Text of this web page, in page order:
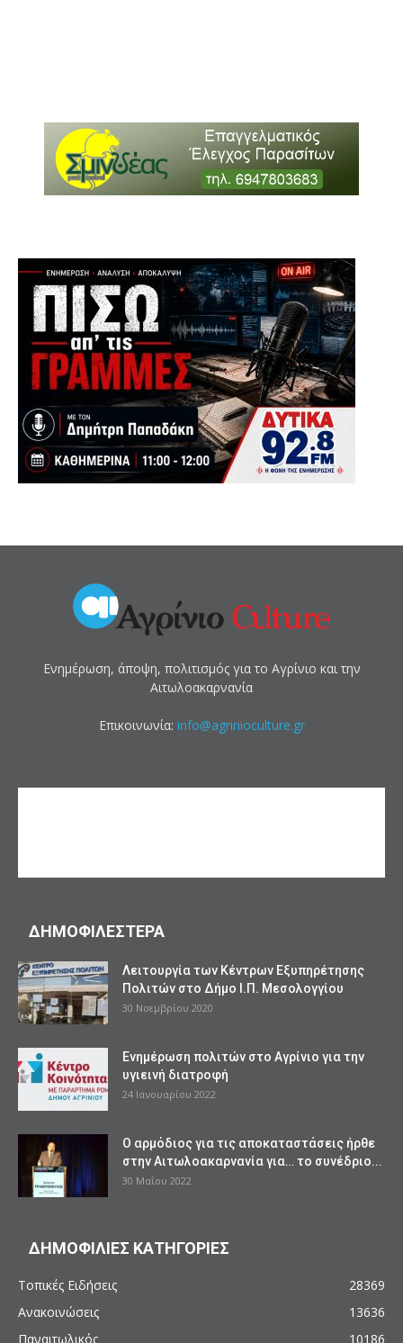
Ενημέρωση, άποψη, πολιτισμός για το Αγρίνιο και την
Αιτωλοακαρνανία
Επικοινωνία: info@agrinioculture.gr
ΔΗΜΟΦΙΛΕΣΤΕΡΑ
Λειτουργία των Κέντρων Εξυπηρέτησης
Πολιτών στο Δήμο Ι.Π. Μεσολογγίου
30 Νοεμβρίου 2020
Ενημέρωση πολιτών στο Αγρίνιο για την
υγιεινή διατροφή
24 Ιανουαρίου 2022
Ο αρμόδιος για τις αποκαταστάσεις ήρθε
στην Αιτωλοακαρνανία για… το συνέδριο...
30 Μαΐου 2022
ΔΗΜΟΦΙΛΙΕΣ ΚΑΤΗΓΟΡΙΕΣ
Τοπικές Ειδήσεις
28369
Ανακοινώσεις
13636
Παναιτωλικός
10186